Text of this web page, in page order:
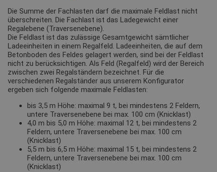
Die Summe der Fachlasten darf die maximale Feldlast nicht
überschreiten. Die Fachlast ist das Ladegewicht einer
Regalebene (Traversenebene).
Die Feldlast ist das zulässige Gesamtgewicht sämtlicher
Ladeeinheiten in einem Regalfeld. Ladeeinheiten, die auf dem
Betonboden des Feldes gelagert werden, sind bei der Feldlast
nicht zu berücksichtigen. Als Feld (Regalfeld) wird der Bereich
zwischen zwei Regalständern bezeichnet. Für die
verschiedenen Regalständer aus unserem Konfigurator
ergeben sich folgende maximale Feldlasten:
bis 3,5 m Höhe: maximal 9 t, bei mindestens 2 Feldern,
untere Traversenebene bei max. 100 cm (Knicklast)
4,0 m bis 5,0 m Höhe: maximal 12 t, bei mindestens 2
Feldern, untere Traversenebene bei max. 100 cm
(Knicklast)
5,5 m bis 6,5 m Höhe: maximal 15 t, bei mindestens 2
Feldern, untere Traversenebene bei max. 100 cm
(Knicklast)